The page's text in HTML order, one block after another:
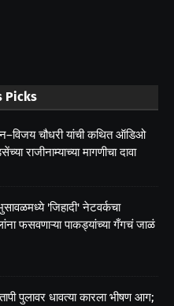
Picks
चौधरी यांची कथित ऑडिओ
राजीनाम्याच्या मागणीचा दावा
'जिहादी' नेटवर्कचा
फसवणाऱ्या पाकड्यांच्या गँगचं जाळं
पुलावर धावत्या कारला भीषण आग;